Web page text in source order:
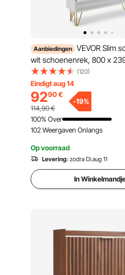
Aanbiedingen VEVOR Slim
wit schoenenrek, 800 x
schoenenrek met 3 kleppen
bovenvak,
draagvermogen van 68 kg,
schoenenkast P2
(120)
Eindigt aug 14
9290€
114,90€
-19%
100% Over
102 Weergaven Onlangs
Op voorraad
Levering: zodra Di.aug 11
In